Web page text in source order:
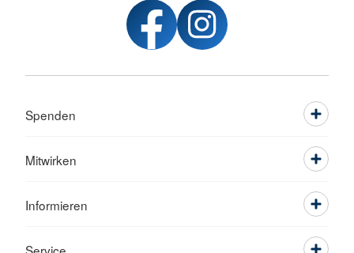
Spenden
Mitwirken
Informieren